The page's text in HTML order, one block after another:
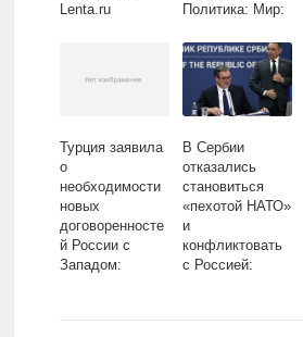
Lenta.ru
Политика: Мир:
Турция заявила
о
необходимости
новых
договоренносте
й России с
Западом:
В Сербии
отказались
становиться
«пехотой НАТО»
и
конфликтовать
с Россией: